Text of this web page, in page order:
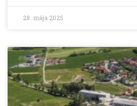
28. mája 2025